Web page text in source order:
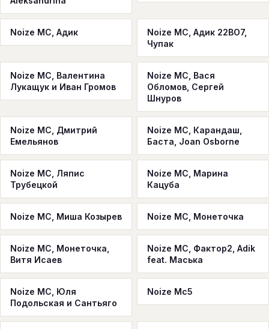
Noize MC, Адик
Noize MC, Адик 22ВО7,
Чупак
Noize MC, Валентина
Лукащук и Иван Громов
Noize MC, Вася
Обломов, Сергей
Шнуров
Noize MC, Дмитрий
Емельянов
Noize MC, Карандаш,
Баста, Joan Osborne
Noize MC, Ляпис
Трубецкой
Noize MC, Марина
Кацуба
Noize MC, Миша Козырев Noize MC, Монеточка
Noize MC, Монеточка,
Витя Исаев
Noize MC, Фактор2, Adik
feat. Маська
Noize MC, Юля
Подольская и Сантьяго
Noize Mc5